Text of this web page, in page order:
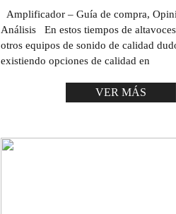
Amplificador – Guía de compra,
Análisis En estos tiempos de
otros equipos de sonido de calidad
existiendo opciones de calidad en
VER MÁS